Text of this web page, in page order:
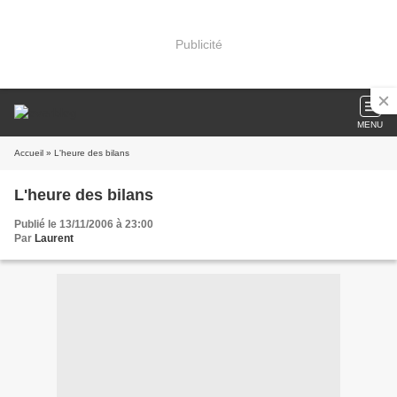
Publicité
MENU
Accueil » L'heure des bilans
L'heure des bilans
Publié le 13/11/2006 à 23:00
Par Laurent